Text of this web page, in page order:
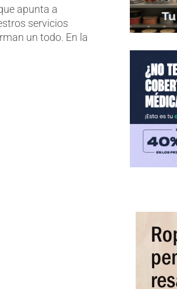
apunta a
servicios
un todo. En la